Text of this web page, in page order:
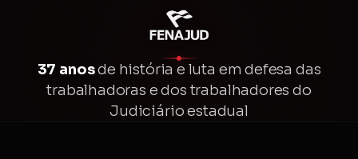
37 anosde história e luta em defesa das
trabalhadoras e dos trabalhadores do
Judiciário estadual